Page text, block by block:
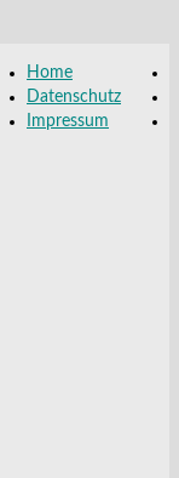
Home
Datenschutz
Impressum